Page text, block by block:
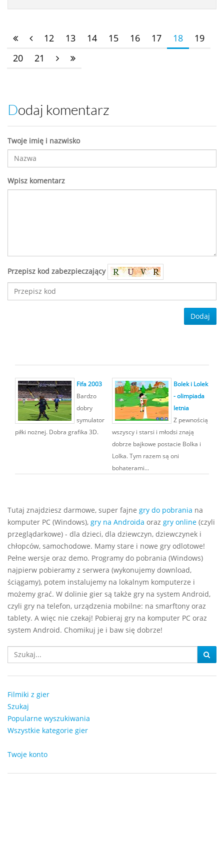
12 13 14 15 16 17 18
19
20
21
Dodaj komentarz
Twoje imię i nazwisko
Wpisz komentarz
Przepisz kod zabezpieczający
Dodaj
Fifa 2003
Bardzo
dobry
symulator
piłki nożnej. Dobra grafika 3D.
Bolek i Lolek
- olimpiada
letnia
Z pewnością
wszyscy i starsi i młodsi znają
dobrze bajkowe postacie Bolka i
Lolka. Tym razem są oni
bohaterami...
Tutaj znajdziesz darmowe, super fajne gry do pobrania na
komputer PC (Windows), gry na Androida oraz gry online (czyli
przeglądarkowe) - dla dzieci, dla dziewczyn, dziewczynek i
chłopców, samochodowe. Mamy stare i nowe gry odlotowe!
Pełne wersje oraz demo. Programy do pobrania (Windows)
najpierw pobieramy z serwera (wykonujemy download,
ściągamy), potem instalujemy na lokalnym komputerze i
możemy grać. W dolinie gier są także gry na system Android,
czyli gry na telefon, urządzenia mobilne: na smarftony oraz
tablety. A więc nie czekaj! Pobieraj gry na komputer PC oraz
system Android. Chomikuj je i baw się dobrze!
Filmiki z gier
Szukaj
Popularne wyszukiwania
Wszystkie kategorie gier
Twoje konto